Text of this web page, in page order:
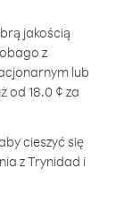
jakością
z
lub
od 18.0 ¢ za
cieszyć się
z Trynidad i